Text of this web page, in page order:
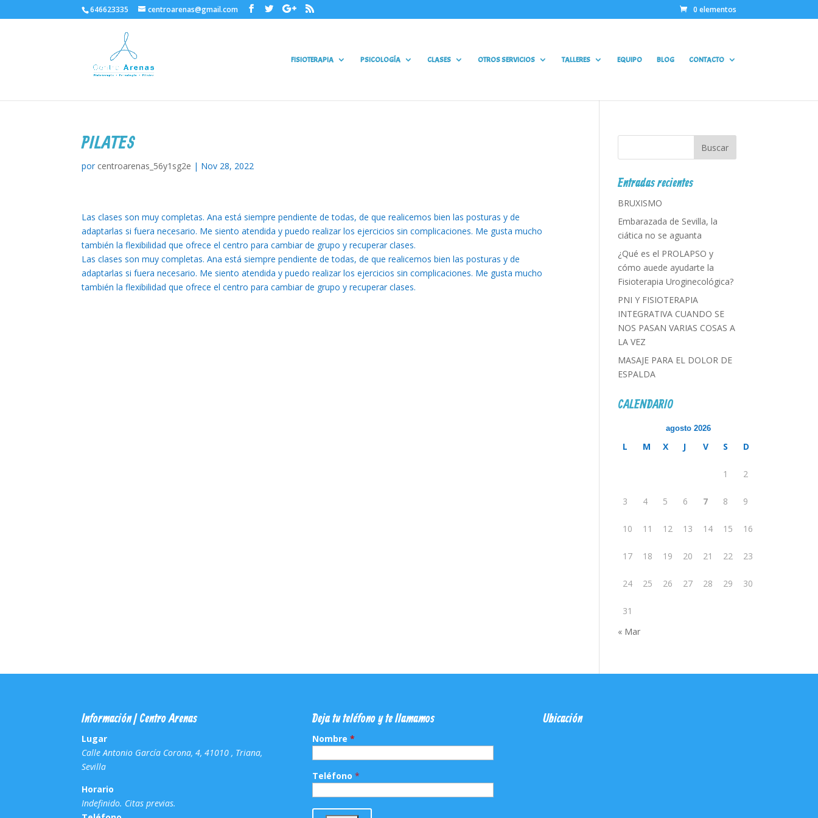
646623335 centroarenas@gmail.com 0 elementos
FISIOTERAPIA PSICOLOGÍA CLASES OTROS SERVICIOS TALLERES EQUIPO BLOG CONTACTO
PILATES
por centroarenas_56y1sg2e | Nov 28, 2022
Las clases son muy completas. Ana está siempre pendiente de todas, de que realicemos bien las posturas y de
adaptarlas si fuera necesario. Me siento atendida y puedo realizar los ejercicios sin complicaciones. Me gusta mucho
también la flexibilidad que ofrece el centro para cambiar de grupo y recuperar clases.
Las clases son muy completas. Ana está siempre pendiente de todas, de que realicemos bien las posturas y de
adaptarlas si fuera necesario. Me siento atendida y puedo realizar los ejercicios sin complicaciones. Me gusta mucho
también la flexibilidad que ofrece el centro para cambiar de grupo y recuperar clases.
Entradas recientes
BRUXISMO
Embarazada de Sevilla, la
ciática no se aguanta
¿Qué es el PROLAPSO y
cómo auede ayudarte la
Fisioterapia Uroginecológica?
PNI Y FISIOTERAPIA
INTEGRATIVA CUANDO SE
NOS PASAN VARIAS COSAS A
LA VEZ
MASAJE PARA EL DOLOR DE
ESPALDA
CALENDARIO
agosto 2026
L M X J V S D
1 2
3 4 5 6 7 8 9
10 11 12 13 14 15 16
17 18 19 20 21 22 23
24 25 26 27 28 29 30
31
« Mar
Información | Centro Arenas
Lugar
Calle Antonio García Corona, 4, 41010 , Triana,
Sevilla
Horario
Indefinido. Citas previas.
Deja tu teléfono y te llamamos
Nombre *
Teléfono *
Ubicación